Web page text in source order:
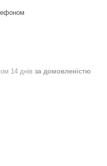
14 днів за домовленістю